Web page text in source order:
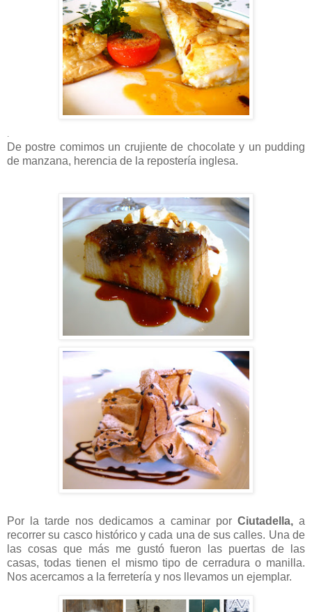
.
De postre comimos un crujiente de chocolate y un pudding
de manzana, herencia de la repostería inglesa.
Por la tarde nos dedicamos a caminar por Ciutadella, a
recorrer su casco histórico y cada una de sus calles. Una de
las cosas que más me gustó fueron las puertas de las
casas, todas tienen el mismo tipo de cerradura o manilla.
Nos acercamos a la ferretería y nos llevamos un ejemplar.